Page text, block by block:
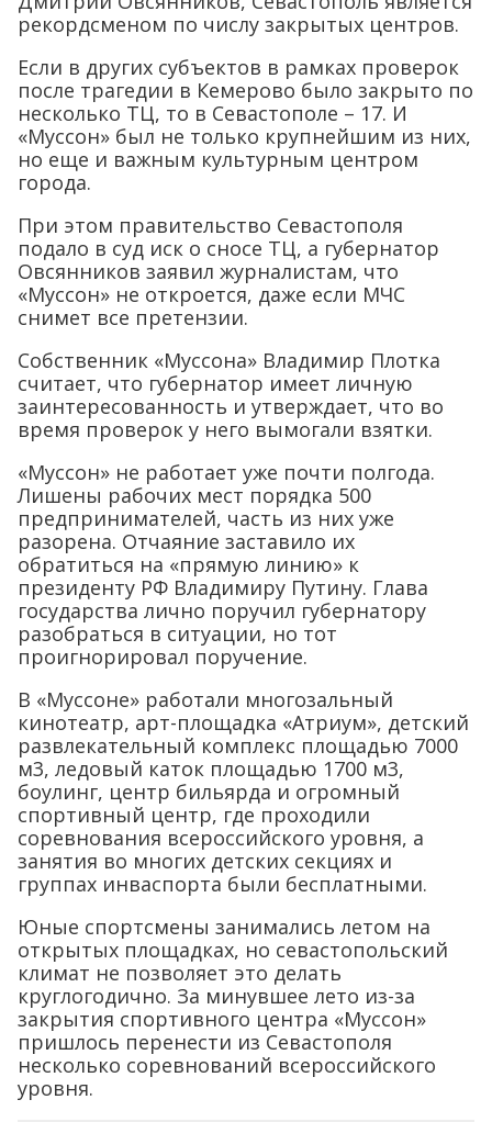
рекордсменом по числу закрытых центров.
Если в других субъектов в рамках проверок
после трагедии в Кемерово было закрыто по
несколько ТЦ, то в Севастополе – 17. И
«Муссон» был не только крупнейшим из них,
но еще и важным культурным центром
города.
При этом правительство Севастополя
подало в суд иск о сносе ТЦ, а губернатор
Овсянников заявил журналистам, что
«Муссон» не откроется, даже если МЧС
снимет все претензии.
Собственник «Муссона» Владимир Плотка
считает, что губернатор имеет личную
заинтересованность и утверждает, что во
время проверок у него вымогали взятки.
«Муссон» не работает уже почти полгода.
Лишены рабочих мест порядка 500
предпринимателей, часть из них уже
разорена. Отчаяние заставило их
обратиться на «прямую линию» к
президенту РФ Владимиру Путину. Глава
государства лично поручил губернатору
разобраться в ситуации, но тот
проигнорировал поручение.
В «Муссоне» работали многозальный
кинотеатр, арт-площадка «Атриум», детский
развлекательный комплекс площадью 7000
м3, ледовый каток площадью 1700 м3,
боулинг, центр бильярда и огромный
спортивный центр, где проходили
соревнования всероссийского уровня, а
занятия во многих детских секциях и
группах инваспорта были бесплатными.
Юные спортсмены занимались летом на
открытых площадках, но севастопольский
климат не позволяет это делать
круглогодично. За минувшее лето из-за
закрытия спортивного центра «Муссон»
пришлось перенести из Севастополя
несколько соревнований всероссийского
уровня.